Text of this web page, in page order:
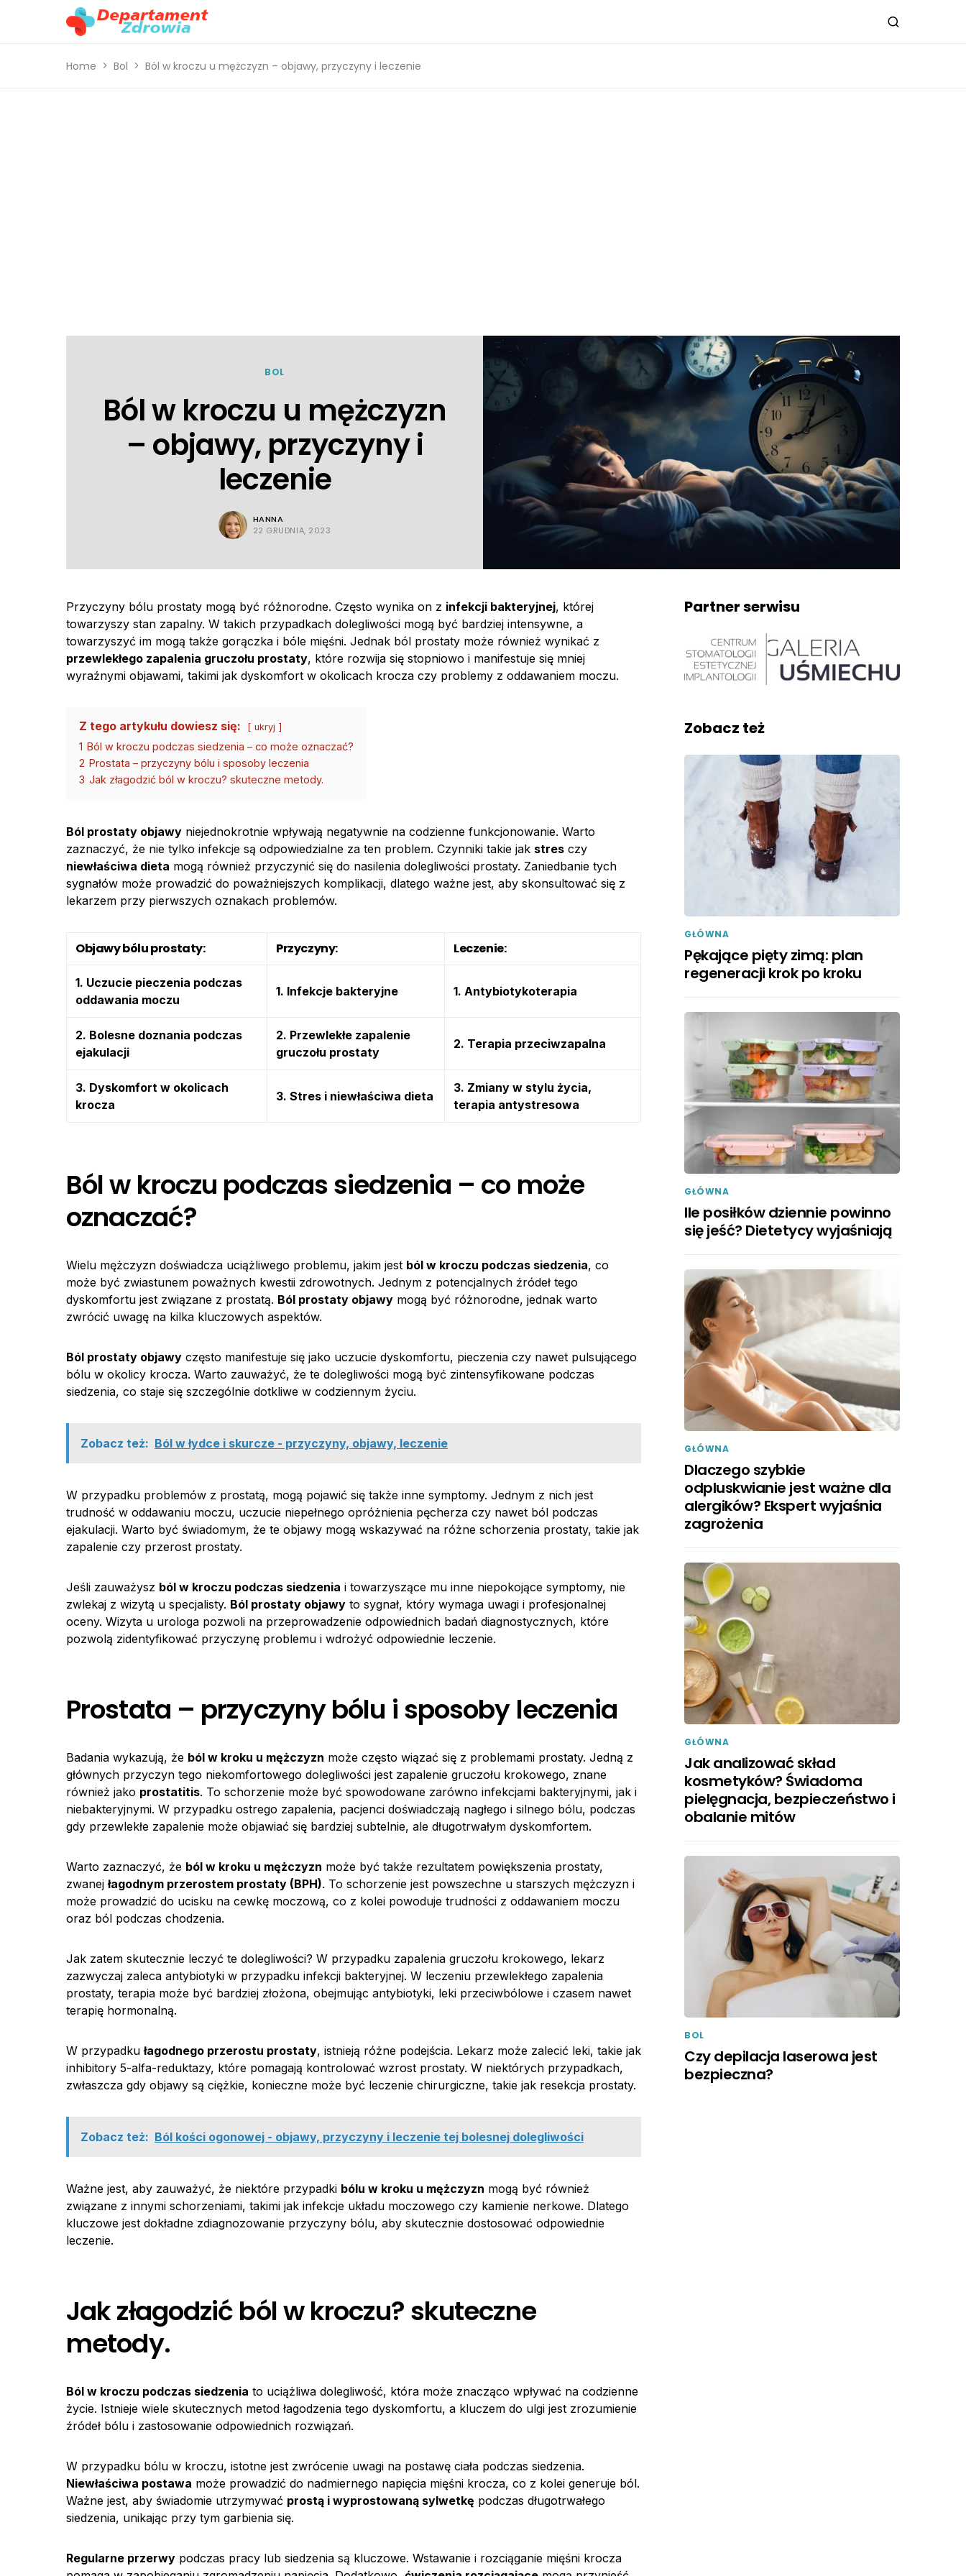
Home Bol Ból w kroczu u mężczyzn – objawy, przyczyny i leczenie
BOL
Ból w kroczu u mężczyzn
– objawy, przyczyny i
leczenie
HANNA
22 GRUDNIA, 2023
Przyczyny bólu prostaty mogą być różnorodne. Często wynika on z infekcji bakteryjnej, której
towarzyszy stan zapalny. W takich przypadkach dolegliwości mogą być bardziej intensywne, a
towarzyszyć im mogą także gorączka i bóle mięśni. Jednak ból prostaty może również wynikać z
przewlekłego zapalenia gruczołu prostaty, które rozwija się stopniowo i manifestuje się mniej
wyraźnymi objawami, takimi jak dyskomfort w okolicach krocza czy problemy z oddawaniem moczu.
Z tego artykułu dowiesz się: ukryj
1 Ból w kroczu podczas siedzenia – co może oznaczać?
2 Prostata – przyczyny bólu i sposoby leczenia
3 Jak złagodzić ból w kroczu? skuteczne metody.
Ból prostaty objawy niejednokrotnie wpływają negatywnie na codzienne funkcjonowanie. Warto
zaznaczyć, że nie tylko infekcje są odpowiedzialne za ten problem. Czynniki takie jak stres czy
niewłaściwa dieta mogą również przyczynić się do nasilenia dolegliwości prostaty. Zaniedbanie tych
sygnałów może prowadzić do poważniejszych komplikacji, dlatego ważne jest, aby skonsultować się z
lekarzem przy pierwszych oznakach problemów.
Objawy bólu prostaty: Przyczyny: Leczenie:
1. Uczucie pieczenia podczas
oddawania moczu
1. Infekcje bakteryjne 1. Antybiotykoterapia
2. Bolesne doznania podczas
ejakulacji
2. Przewlekłe zapalenie
gruczołu prostaty
2. Terapia przeciwzapalna
3. Dyskomfort w okolicach
krocza
3. Stres i niewłaściwa dieta
3. Zmiany w stylu życia,
terapia antystresowa
Ból w kroczu podczas siedzenia – co może
oznaczać?
Wielu mężczyzn doświadcza uciążliwego problemu, jakim jest ból w kroczu podczas siedzenia, co
może być zwiastunem poważnych kwestii zdrowotnych. Jednym z potencjalnych źródeł tego
dyskomfortu jest związane z prostatą. Ból prostaty objawy mogą być różnorodne, jednak warto
zwrócić uwagę na kilka kluczowych aspektów.
Ból prostaty objawy często manifestuje się jako uczucie dyskomfortu, pieczenia czy nawet pulsującego
bólu w okolicy krocza. Warto zauważyć, że te dolegliwości mogą być zintensyfikowane podczas
siedzenia, co staje się szczególnie dotkliwe w codziennym życiu.
Zobacz też: Ból w łydce i skurcze - przyczyny, objawy, leczenie
W przypadku problemów z prostatą, mogą pojawić się także inne symptomy. Jednym z nich jest
trudność w oddawaniu moczu, uczucie niepełnego opróżnienia pęcherza czy nawet ból podczas
ejakulacji. Warto być świadomym, że te objawy mogą wskazywać na różne schorzenia prostaty, takie jak
zapalenie czy przerost prostaty.
Jeśli zauważysz ból w kroczu podczas siedzenia i towarzyszące mu inne niepokojące symptomy, nie
zwlekaj z wizytą u specjalisty. Ból prostaty objawy to sygnał, który wymaga uwagi i profesjonalnej
oceny. Wizyta u urologa pozwoli na przeprowadzenie odpowiednich badań diagnostycznych, które
pozwolą zidentyfikować przyczynę problemu i wdrożyć odpowiednie leczenie.
Prostata – przyczyny bólu i sposoby leczenia
Badania wykazują, że ból w kroku u mężczyzn może często wiązać się z problemami prostaty. Jedną z
głównych przyczyn tego niekomfortowego dolegliwości jest zapalenie gruczołu krokowego, znane
również jako prostatitis. To schorzenie może być spowodowane zarówno infekcjami bakteryjnymi, jak i
niebakteryjnymi. W przypadku ostrego zapalenia, pacjenci doświadczają nagłego i silnego bólu, podczas
gdy przewlekłe zapalenie może objawiać się bardziej subtelnie, ale długotrwałym dyskomfortem.
Warto zaznaczyć, że ból w kroku u mężczyzn może być także rezultatem powiększenia prostaty,
zwanejłagodnym przerostem prostaty (BPH). To schorzenie jest powszechne u starszych mężczyzn i
może prowadzić do ucisku na cewkę moczową, co z kolei powoduje trudności z oddawaniem moczu
oraz ból podczas chodzenia.
Jak zatem skutecznie leczyć te dolegliwości? W przypadku zapalenia gruczołu krokowego, lekarz
zazwyczaj zaleca antybiotyki w przypadku infekcji bakteryjnej. W leczeniu przewlekłego zapalenia
prostaty, terapia może być bardziej złożona, obejmując antybiotyki, leki przeciwbólowe i czasem nawet
terapię hormonalną.
W przypadkułagodnego przerostu prostaty, istnieją różne podejścia. Lekarz może zalecić leki, takie jak
inhibitory 5-alfa-reduktazy, które pomagają kontrolować wzrost prostaty. W niektórych przypadkach,
zwłaszcza gdy objawy są ciężkie, konieczne może być leczenie chirurgiczne, takie jak resekcja prostaty.
Zobacz też: Ból kości ogonowej - objawy, przyczyny i leczenie tej bolesnej dolegliwości
Ważne jest, aby zauważyć, że niektóre przypadki bólu w kroku u mężczyzn mogą być również
związane z innymi schorzeniami, takimi jak infekcje układu moczowego czy kamienie nerkowe. Dlatego
kluczowe jest dokładne zdiagnozowanie przyczyny bólu, aby skutecznie dostosować odpowiednie
leczenie.
Jak złagodzić ból w kroczu? skuteczne
metody.
Ból w kroczu podczas siedzenia to uciążliwa dolegliwość, która może znacząco wpływać na codzienne
życie. Istnieje wiele skutecznych metod łagodzenia tego dyskomfortu, a kluczem do ulgi jest zrozumienie
źródeł bólu i zastosowanie odpowiednich rozwiązań.
W przypadku bólu w kroczu, istotne jest zwrócenie uwagi na postawę ciała podczas siedzenia.
Niewłaściwa postawa może prowadzić do nadmiernego napięcia mięśni krocza, co z kolei generuje ból.
Ważne jest, aby świadomie utrzymywać prostą i wyprostowaną sylwetkę podczas długotrwałego
siedzenia, unikając przy tym garbienia się.
Regularne przerwy podczas pracy lub siedzenia są kluczowe. Wstawanie i rozciąganie mięśni krocza
Partner serwisu
Zobacz też
GŁÓWNA
Pękające pięty zimą: plan
regeneracji krok po kroku
GŁÓWNA
Ile posiłków dziennie powinno
się jeść? Dietetycy wyjaśniają
GŁÓWNA
Dlaczego szybkie
odpluskwianie jest ważne dla
alergików? Ekspert wyjaśnia
zagrożenia
GŁÓWNA
Jak analizować skład
kosmetyków? Świadoma
pielęgnacja, bezpieczeństwo i
obalanie mitów
BOL
Czy depilacja laserowa jest
bezpieczna?